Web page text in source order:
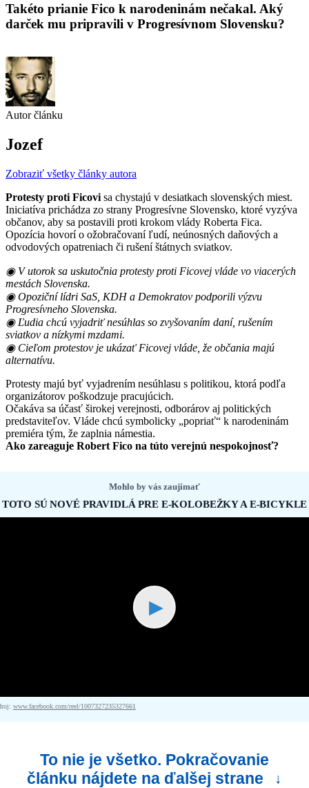
Takéto prianie Fico k narodeninám nečakal. Aký
darček mu pripravili v Progresívnom Slovensku?
Autor článku
Jozef
Zobraziť všetky články autora
Protesty proti Ficovi sa chystajú v desiatkach slovenských miest.
Iniciatíva prichádza zo strany Progresívne Slovensko, ktoré vyzýva
občanov, aby sa postavili proti krokom vlády Roberta Fica.
Opozícia hovorí o ožobračovaní ľudí, neúnosných daňových a
odvodových opatreniach či rušení štátnych sviatkov.
◉ V utorok sa uskutočnia protesty proti Ficovej vláde vo viacerých
mestách Slovenska.
◉ Opoziční lídri SaS, KDH a Demokratov podporili výzvu
Progresívneho Slovenska.
◉ Ľudia chcú vyjadriť nesúhlas so zvyšovaním daní, rušením
sviatkov a nízkymi mzdami.
◉ Cieľom protestov je ukázať Ficovej vláde, že občania majú
alternatívu.
Protesty majú byť vyjadrením nesúhlasu s politikou, ktorá podľa
organizátorov poškodzuje pracujúcich.
Očakáva sa účasť širokej verejnosti, odborárov aj politických
predstaviteľov. Vláde chcú symbolicky „popriať“ k narodeninám
premiéra tým, že zaplnia námestia.
Ako zareaguje Robert Fico na túto verejnú nespokojnosť?
Mohlo by vás zaujímať
TOTO SÚ NOVÉ PRAVIDLÁ PRE E-KOLOBEŽKY A E-BICYKLE
▶
www.facebook.com/reel/1007327235327661
To nie je všetko. Pokračovanie
článku nájdete na ďalšej strane
↓